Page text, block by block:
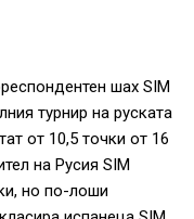
шах SIM
турнир на руската
от 10,5 точки от 16
на Русия SIM
но по-лоши